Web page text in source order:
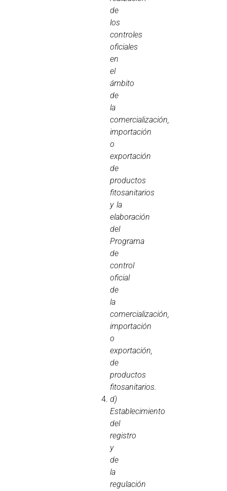
de
los
controles
oficiales
en
el
ámbito
de
la
comercialización,
importación
o
exportación
de
productos
fitosanitarios
y la
elaboración
del
Programa
de
control
oficial
de
la
comercialización,
importación
o
exportación,
de
productos
fitosanitarios.
d)
Establecimiento
del
registro
y
de
la
regulación